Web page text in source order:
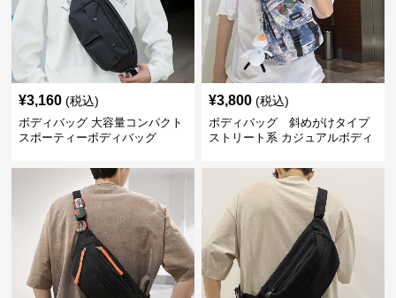
¥3,160 (税込)
ボディバッグ 大容量コンパクト
スポーティーボディバッグ
¥3,800 (税込)
ボディバッグ 斜めがけタイプ
ストリート系 カジュアルボディ